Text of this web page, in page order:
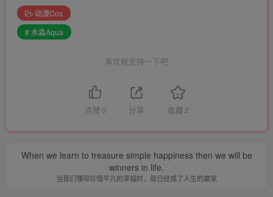
动漫Cos
# 水淼Aqua
喜欢就支持一下吧
点赞 0 分享 收藏 2
When we learn to treasure simple happiness then we will be
winners in life.
当我们懂得珍惜平凡的幸福时，就已经成了人生的赢家